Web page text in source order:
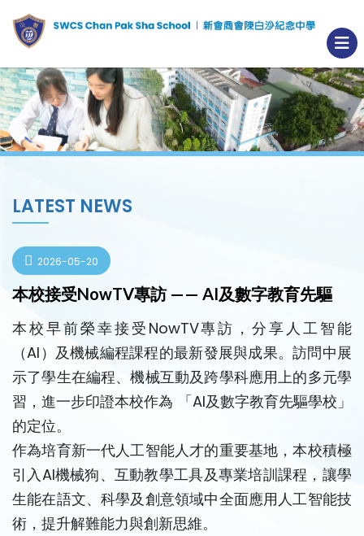
LATEST NEWS
2026-05-20
本校接受NowTV專訪 —— AI及數字教育先驅
本校早前榮幸接受NowTV專訪，分享人工智能
（AI）及機械編程課程的最新發展與成果。訪問中展
示了學生在編程、機械互動及跨學科應用上的多元學
習，進一步印證本校作為 「AI及數字教育先驅學校」
的定位。
作為培育新一代人工智能人才的重要基地，本校積極
引入AI機械狗、互動教學工具及專業培訓課程，讓學
生能在語文、科學及創意領域中全面應用人工智能技
術，提升解難能力與創新思維。